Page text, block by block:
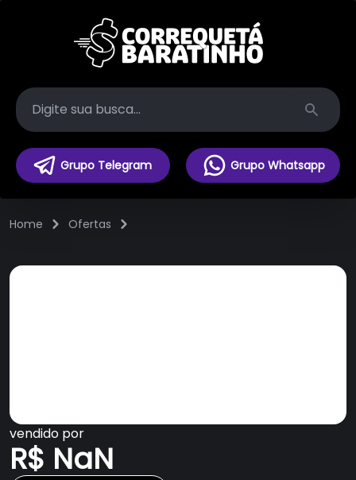
Search
Grupo Telegram Grupo Whatsapp
Home Ofertas
vendido por
R$ NaN